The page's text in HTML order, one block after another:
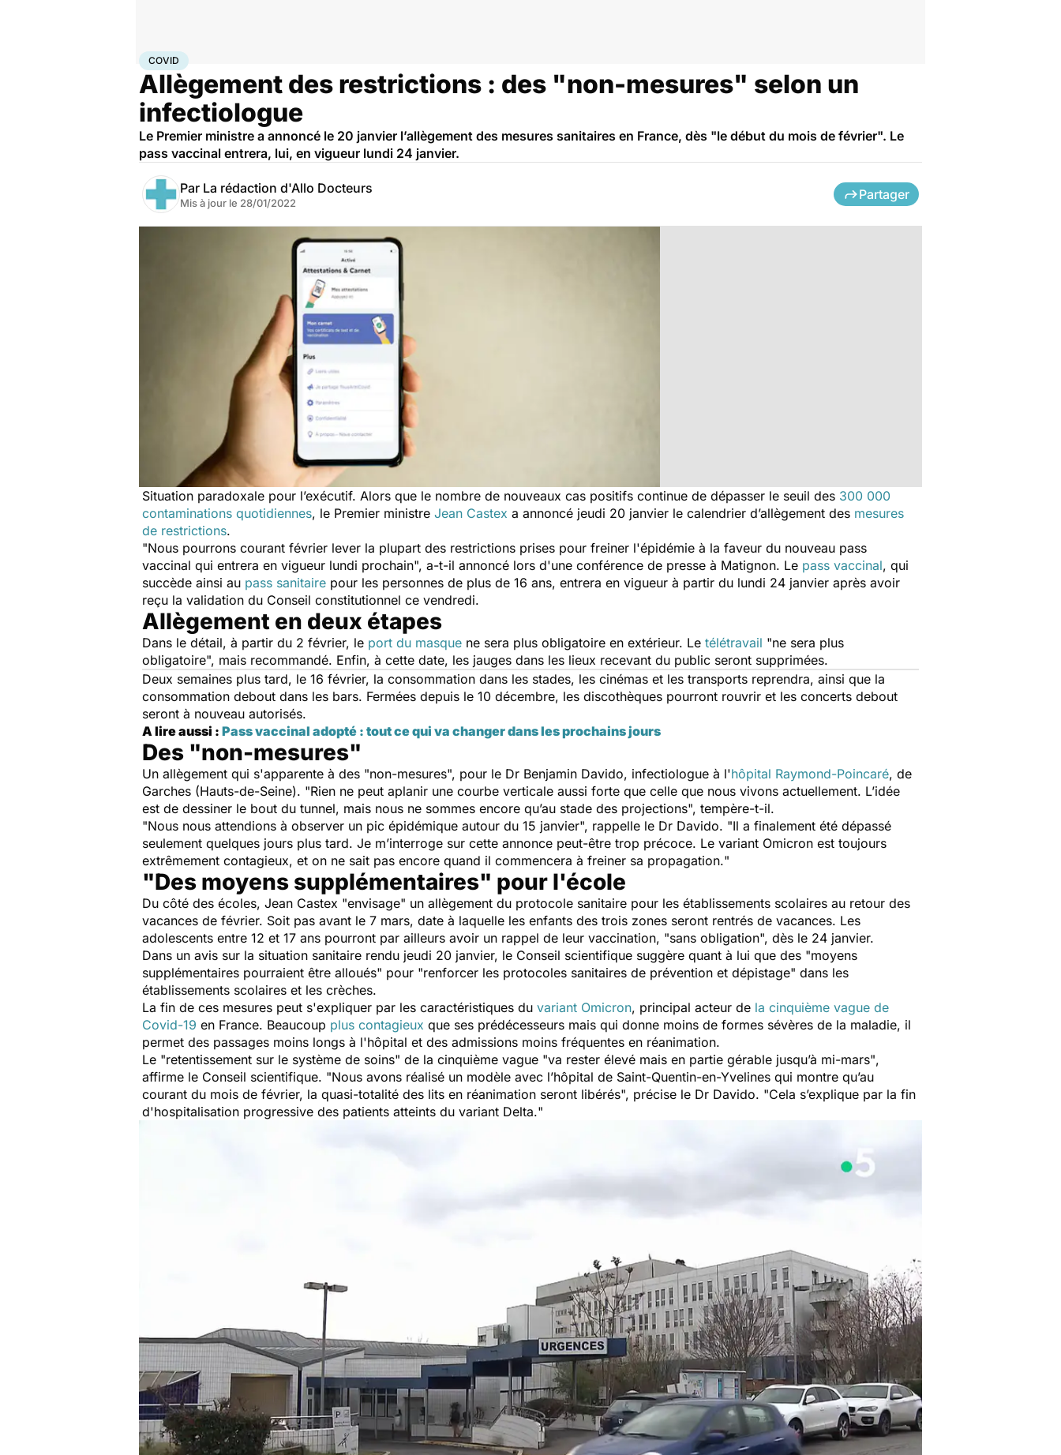
AccueilSanté
COVID
Allègement des restrictions : des "non-mesures" selon un
infectiologue
Le Premier ministre a annoncé le 20 janvier l’allègement des mesures sanitaires en France, dès "le début du mois de février". Le
pass vaccinal entrera, lui, en vigueur lundi 24 janvier.
Par La rédaction d'Allo Docteurs
Mis à jour le 28/01/2022
Partager
Situation paradoxale pour l’exécutif. Alors que le nombre de nouveaux cas positifs continue de dépasser le seuil des 300 000
contaminations quotidiennes, le Premier ministre Jean Castex a annoncé jeudi 20 janvier le calendrier d’allègement des mesures
de restrictions.
"Nous pourrons courant février lever la plupart des restrictions prises pour freiner l'épidémie à la faveur du nouveau pass
vaccinal qui entrera en vigueur lundi prochain", a-t-il annoncé lors d'une conférence de presse à Matignon. Le pass vaccinal, qui
succède ainsi au pass sanitaire pour les personnes de plus de 16 ans, entrera en vigueur à partir du lundi 24 janvier après avoir
reçu la validation du Conseil constitutionnel ce vendredi.
Allègement en deux étapes
Dans le détail, à partir du 2 février, le port du masque ne sera plus obligatoire en extérieur. Le télétravail "ne sera plus
obligatoire", mais recommandé. Enfin, à cette date, les jauges dans les lieux recevant du public seront supprimées.
Deux semaines plus tard, le 16 février, la consommation dans les stades, les cinémas et les transports reprendra, ainsi que la
consommation debout dans les bars. Fermées depuis le 10 décembre, les discothèques pourront rouvrir et les concerts debout
seront à nouveau autorisés.
A lire aussi : Pass vaccinal adopté : tout ce qui va changer dans les prochains jours
Des "non-mesures"
Un allègement qui s'apparente à des "non-mesures", pour le Dr Benjamin Davido, infectiologue à l'hôpital Raymond-Poincaré, de
Garches (Hauts-de-Seine). "Rien ne peut aplanir une courbe verticale aussi forte que celle que nous vivons actuellement. L’idée
est de dessiner le bout du tunnel, mais nous ne sommes encore qu’au stade des projections", tempère-t-il.
"Nous nous attendions à observer un pic épidémique autour du 15 janvier", rappelle le Dr Davido. "Il a finalement été dépassé
seulement quelques jours plus tard. Je m’interroge sur cette annonce peut-être trop précoce. Le variant Omicron est toujours
extrêmement contagieux, et on ne sait pas encore quand il commencera à freiner sa propagation."
"Des moyens supplémentaires" pour l'école
Du côté des écoles, Jean Castex "envisage" un allègement du protocole sanitaire pour les établissements scolaires au retour des
vacances de février. Soit pas avant le 7 mars, date à laquelle les enfants des trois zones seront rentrés de vacances. Les
adolescents entre 12 et 17 ans pourront par ailleurs avoir un rappel de leur vaccination, "sans obligation", dès le 24 janvier.
Dans un avis sur la situation sanitaire rendu jeudi 20 janvier, le Conseil scientifique suggère quant à lui que des "moyens
supplémentaires pourraient être alloués" pour "renforcer les protocoles sanitaires de prévention et dépistage" dans les
établissements scolaires et les crèches.
La fin de ces mesures peut s'expliquer par les caractéristiques du variant Omicron, principal acteur de la cinquième vague de
Covid-19 en France. Beaucoup plus contagieux que ses prédécesseurs mais qui donne moins de formes sévères de la maladie, il
permet des passages moins longs à l'hôpital et des admissions moins fréquentes en réanimation.
Le "retentissement sur le système de soins" de la cinquième vague "va rester élevé mais en partie gérable jusqu’à mi-mars",
affirme le Conseil scientifique. "Nous avons réalisé un modèle avec l’hôpital de Saint-Quentin-en-Yvelines qui montre qu’au
courant du mois de février, la quasi-totalité des lits en réanimation seront libérés", précise le Dr Davido. "Cela s’explique par la fin
d'hospitalisation progressive des patients atteints du variant Delta."